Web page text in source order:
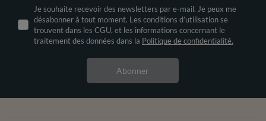
Je souhaite recevoir des newsletters par e-mail. Je peux me
désabonner à tout moment. Les conditions d’utilisation se
trouvent dans les CGU, et les informations concernant le
traitement des données dans la Politique de confidentialité.
Abonner